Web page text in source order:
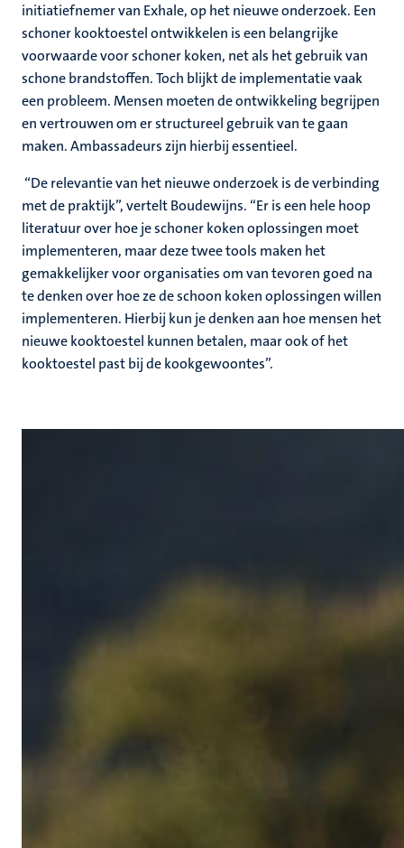
initiatiefnemer van Exhale, op het nieuwe onderzoek. Een
schoner kooktoestel ontwikkelen is een belangrijke
voorwaarde voor schoner koken, net als het gebruik van
schone brandstoffen. Toch blijkt de implementatie vaak
een probleem. Mensen moeten de ontwikkeling begrijpen
en vertrouwen om er structureel gebruik van te gaan
maken. Ambassadeurs zijn hierbij essentieel.
“De relevantie van het nieuwe onderzoek is de verbinding
met de praktijk”, vertelt Boudewijns. “Er is een hele hoop
literatuur over hoe je schoner koken oplossingen moet
implementeren, maar deze twee tools maken het
gemakkelijker voor organisaties om van tevoren goed na
te denken over hoe ze de schoon koken oplossingen willen
implementeren. Hierbij kun je denken aan hoe mensen het
nieuwe kooktoestel kunnen betalen, maar ook of het
kooktoestel past bij de kookgewoontes”.